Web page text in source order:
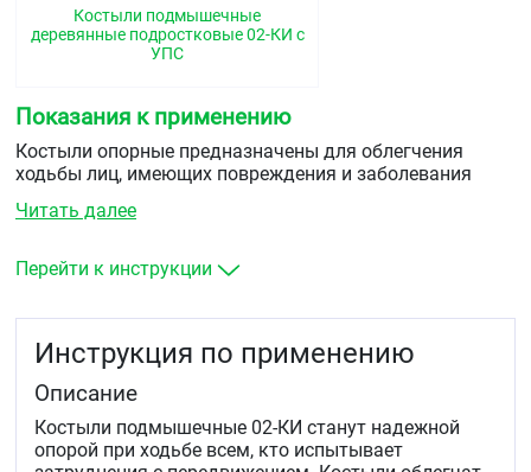
Костыли подмышечные
деревянные подростковые 02-КИ с
УПС
Показания к применению
Костыли опорные предназначены для облегчения
ходьбы лиц, имеющих повреждения и заболевания
ортезами, для лиц пожилого возраста с целью
Читать далее
Перейти к инструкции
Инструкция по применению
Описание
Костыли подмышечные 02-КИ станут надежной
опорой при ходьбе всем, кто испытывает